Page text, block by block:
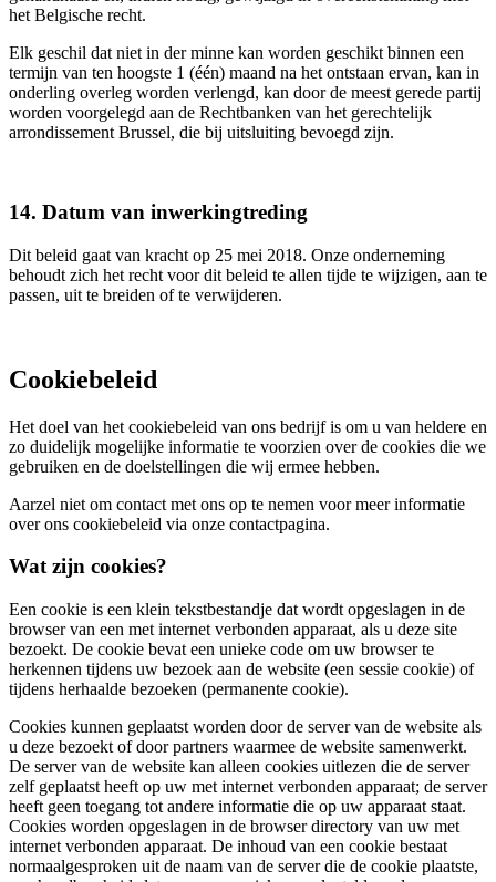
het Belgische recht.
Elk geschil dat niet in der minne kan worden geschikt binnen een
termijn van ten hoogste 1 (één) maand na het ontstaan ervan, kan in
onderling overleg worden verlengd, kan door de meest gerede partij
worden voorgelegd aan de Rechtbanken van het gerechtelijk
arrondissement Brussel, die bij uitsluiting bevoegd zijn.
14. Datum van inwerkingtreding
Dit beleid gaat van kracht op 25 mei 2018. Onze onderneming
behoudt zich het recht voor dit beleid te allen tijde te wijzigen, aan te
passen, uit te breiden of te verwijderen.
Cookiebeleid
Het doel van het cookiebeleid van ons bedrijf is om u van heldere en
zo duidelijk mogelijke informatie te voorzien over de cookies die we
gebruiken en de doelstellingen die wij ermee hebben.
Aarzel niet om contact met ons op te nemen voor meer informatie
over ons cookiebeleid via onze contactpagina.
Wat zijn cookies?
Een cookie is een klein tekstbestandje dat wordt opgeslagen in de
browser van een met internet verbonden apparaat, als u deze site
bezoekt. De cookie bevat een unieke code om uw browser te
herkennen tijdens uw bezoek aan de website (een sessie cookie) of
tijdens herhaalde bezoeken (permanente cookie).
Cookies kunnen geplaatst worden door de server van de website als
u deze bezoekt of door partners waarmee de website samenwerkt.
De server van de website kan alleen cookies uitlezen die de server
zelf geplaatst heeft op uw met internet verbonden apparaat; de server
heeft geen toegang tot andere informatie die op uw apparaat staat.
Cookies worden opgeslagen in de browser directory van uw met
internet verbonden apparaat. De inhoud van een cookie bestaat
normaalgesproken uit de naam van de server die de cookie plaatste,